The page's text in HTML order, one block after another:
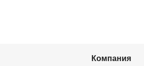
Компания